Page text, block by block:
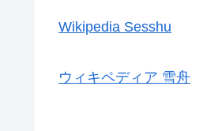
Wikipedia Sesshu
ウィキペディア 雪舟